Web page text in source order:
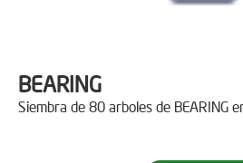
BEARING
Siembra de 80 arboles de BEARING